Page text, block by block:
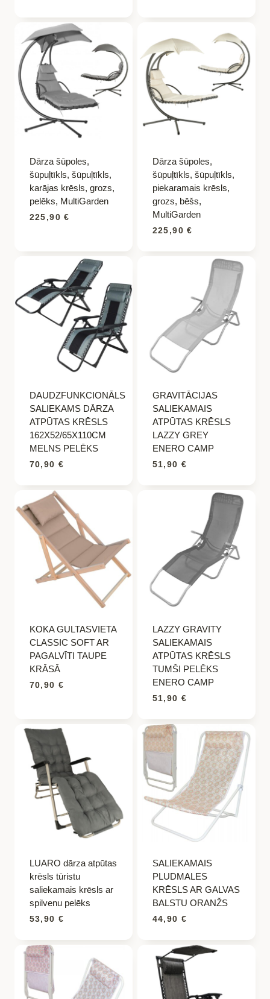
Dārza šūpoles,
šūpuļtīkls, šūpuļtīkls,
karājas krēsls, grozs,
pelēks, MultiGarden
225,90€
Dārza šūpoles,
šūpuļtīkls, šūpuļtīkls,
piekaramais krēsls,
grozs, bēšs,
MultiGarden
225,90€
DAUDZFUNKCIONĀLS
SALIEKAMS DĀRZA
ATPŪTAS KRĒSLS
162X52/65X110CM
MELNS PELĒKS
70,90 €
GRAVITĀCIJAS
SALIEKAMAIS
ATPŪTAS KRĒSLS
LAZZY GREY
ENERO CAMP
51,90 €
KOKA GULTASVIETA
CLASSIC SOFT AR
PAGALVĪTI TAUPE
KRĀSĀ
70,90 €
LAZZY GRAVITY
SALIEKAMAIS
ATPŪTAS KRĒSLS
TUMŠI PELĒKS
ENERO CAMP
51,90 €
LUARO dārza atpūtas
krēsls tūristu
saliekamais krēsls ar
spilvenu pelēks
53,90 €
SALIEKAMAIS
PLUDMALES
KRĒSLS AR GALVAS
BALSTU ORANŽS
44,90 €